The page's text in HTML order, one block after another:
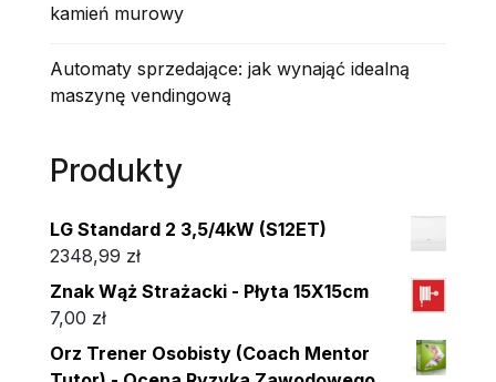
kamień murowy
Automaty sprzedające: jak wynająć idealną
maszynę vendingową
Produkty
LG Standard 2 3,5/4kW (S12ET)
2348,99 zł
Znak Wąż Strażacki - Płyta 15X15cm
7,00 zł
Orz Trener Osobisty (Coach Mentor